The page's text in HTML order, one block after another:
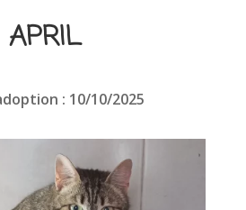
APRIL
: 10/10/2025